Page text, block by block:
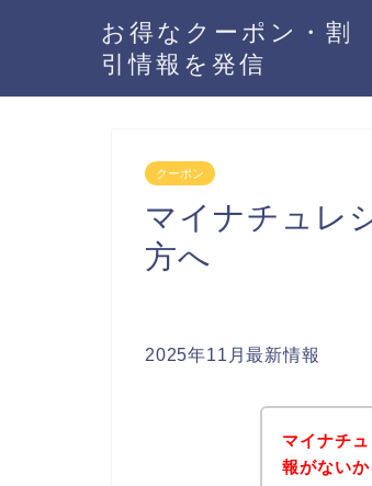
お得なクーポン・割
引情報を発信
クーポン
マイナチュレ
方へ
2025年11月最新情報
マイナチ
報がない